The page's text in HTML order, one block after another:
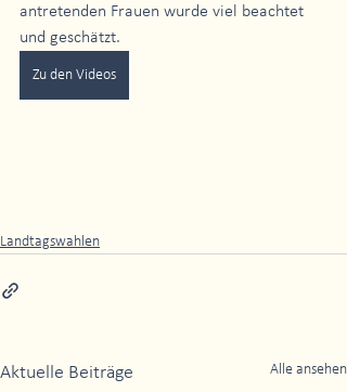
antretenden Frauen wurde viel beachtet
und geschätzt.
Zu den Videos
Landtagswahlen
Aktuelle Beiträge Alle ansehen